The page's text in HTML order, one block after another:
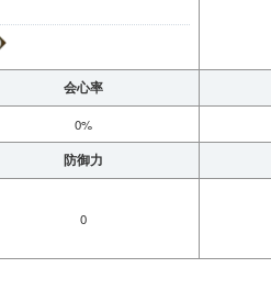
会心率
0%
防御力
0